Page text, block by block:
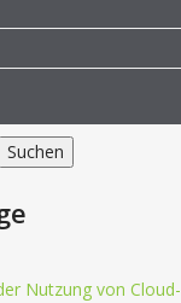
Nutzung von Cloud-